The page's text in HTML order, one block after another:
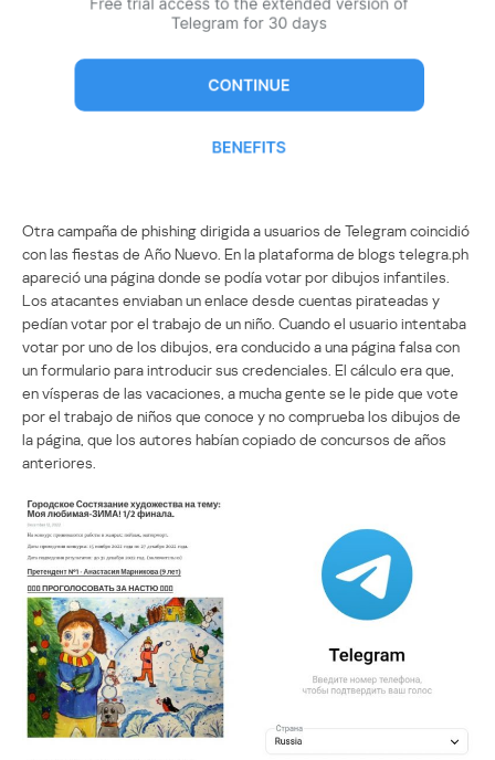
Otra campaña de phishing dirigida a usuarios de Telegram coincidió
con las fiestas de Año Nuevo. En la plataforma de blogs telegra.ph
apareció una página donde se podía votar por dibujos infantiles.
Los atacantes enviaban un enlace desde cuentas pirateadas y
pedían votar por el trabajo de un niño. Cuando el usuario intentaba
votar por uno de los dibujos, era conducido a una página falsa con
un formulario para introducir sus credenciales. El cálculo era que,
en vísperas de las vacaciones, a mucha gente se le pide que vote
por el trabajo de niños que conoce y no comprueba los dibujos de
la página, que los autores habían copiado de concursos de años
anteriores.